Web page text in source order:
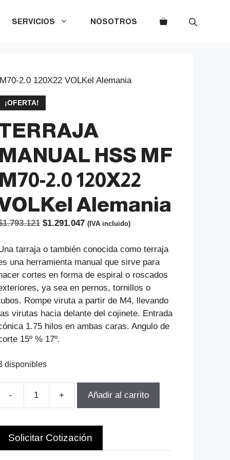
SERVICIOS NOSOTROS
2.0 120X22 VOLKel Alemania
¡OFERTA!
MANUAL HSS MF
M70-2.0 120X22
Alemania
1.793.121 El
original
era:
$1.793.121.
$1.291.047El
actual
es:
$1.291.047.
(IVA incluido)
tarraja o también conocida como terraja
una herramienta manual que sirve para
cortes en forma de espiral o roscados
ya sea en pernos, tornillos o
Rompe viruta a partir de M4, llevando
virutas hacia delante del cojinete. Entrada
1.75 hilos en ambas caras. Angulo de
15º % 17º.
disponibles
-
TERRAJA
MF
+ Añadir al carrito
Solicitar Cotización